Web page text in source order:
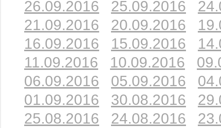
26.09.2016
25.09.2016
21.09.2016
20.09.2016
16.09.2016
15.09.2016
11.09.2016
10.09.2016
06.09.2016
05.09.2016
01.09.2016
30.08.2016
25.08.2016
24.08.2016